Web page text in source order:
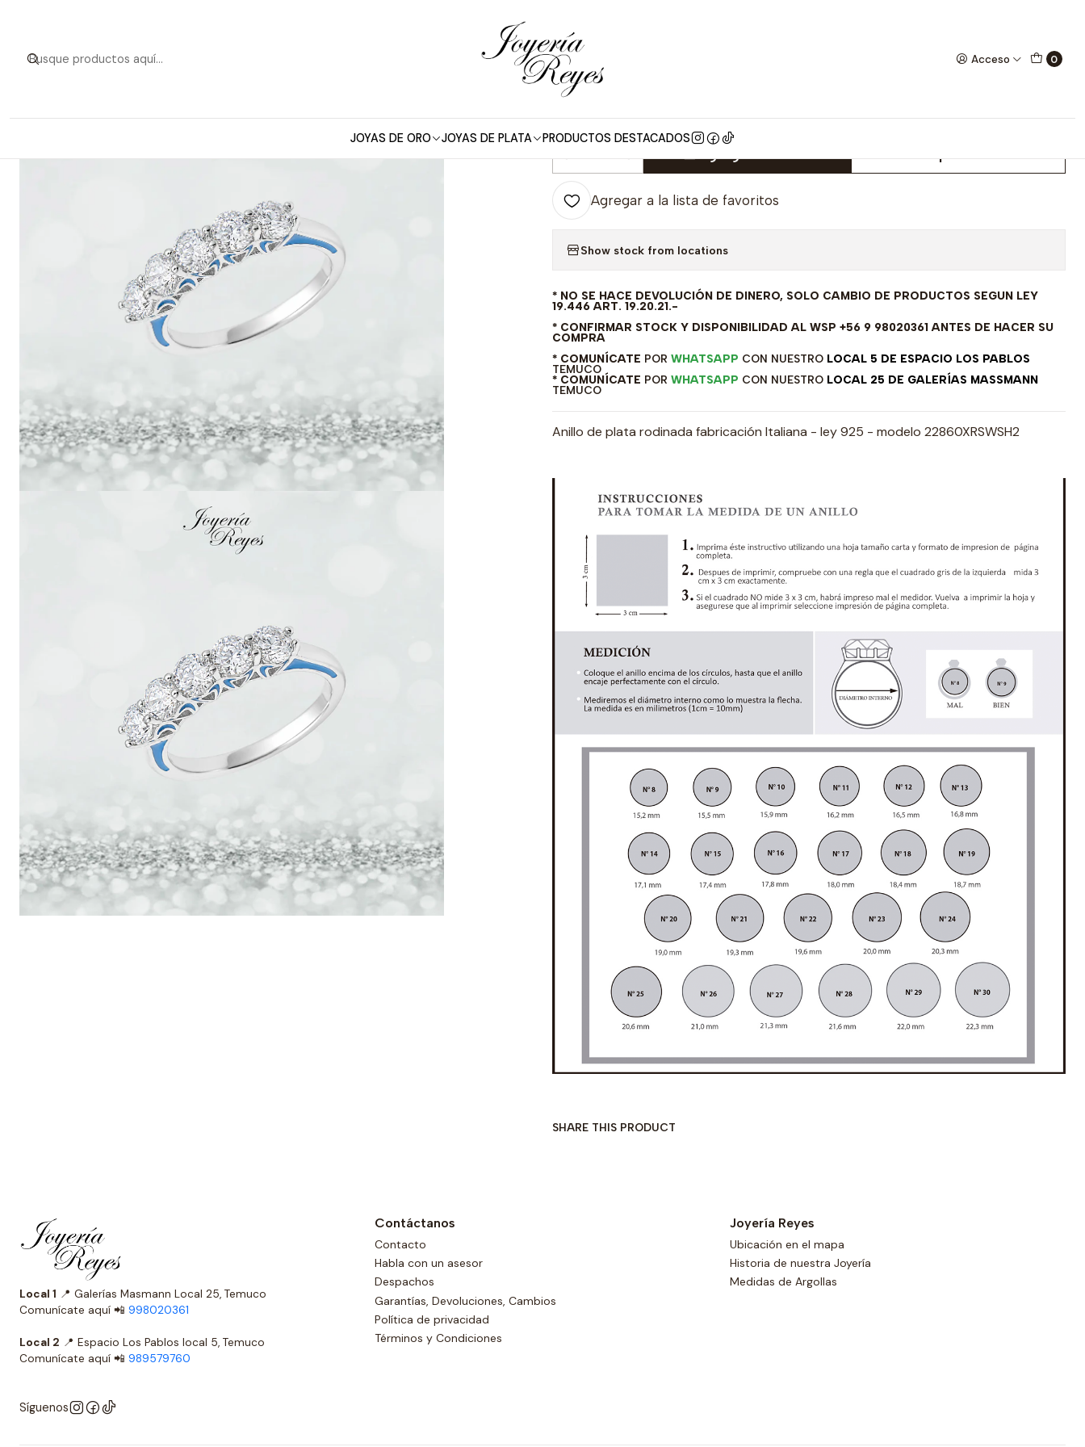
Acceso 0
JOYAS DE ORO JOYAS DE PLATA PRODUCTOS DESTACADOS
|
Anillo de plata rodinada fabricación Italiana
- ley 925 - modelo SL90407A1
Cantidad
Agregar a la lista de favoritos
Show stock from locations
* NO SE HACE DEVOLUCIÓN DE DINERO, SOLO CAMBIO DE PRODUCTOS SEGUN LEY
19.446 ART. 19.20.21.-
* CONFIRMAR STOCK Y DISPONIBILIDAD AL WSP +56 9 98020361 ANTES DE HACER SU
COMPRA
* COMUNÍCATE POR WHATSAPP CON NUESTRO LOCAL 5 DE ESPACIO LOS PABLOS
TEMUCO
* COMUNÍCATE POR WHATSAPP CON NUESTRO LOCAL 25 DE GALERÍAS MASSMANN
TEMUCO
Anillo de plata rodinada fabricación Italiana - ley 925 - modelo 22860XRSWSH2
SHARE THIS PRODUCT
Local 1 📍 Galerías Masmann Local 25, Temuco
Comunícate aquí 📲 998020361
Local 2 📍 Espacio Los Pablos local 5, Temuco
Comunícate aquí 📲 989579760
Síguenos
Contáctanos
Contacto
Habla con un asesor
Despachos
Garantías, Devoluciones, Cambios
Política de privacidad
Términos y Condiciones
Joyería Reyes
Ubicación en el mapa
Historia de nuestra Joyería
Medidas de Argollas